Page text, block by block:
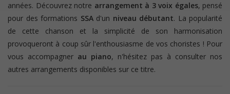
années. Découvrez notre arrangement à 3 voix égales, pensé
pour des formations SSA d'un niveau débutant. La popularité
de cette chanson et la simplicité de son harmonisation
provoqueront à coup sûr l'enthousiasme de vos choristes ! Pour
vous accompagner au piano, n'hésitez pas à consulter nos
autres arrangements disponibles sur ce titre.